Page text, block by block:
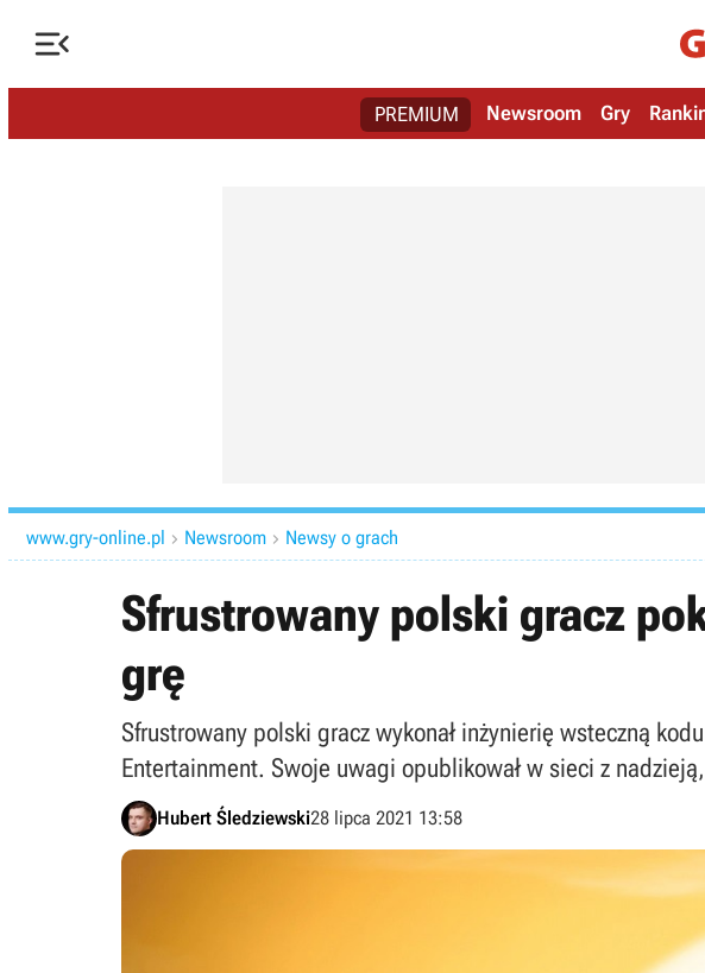

PREMIUM Newsroom Gry
www.gry-online.pl  Newsroom  Newsy o grach
Sfrustrowany polski gracz
grę
Sfrustrowany polski gracz wykonał inżynierię wsteczną
Entertainment. Swoje uwagi opublikował w sieci z
Hubert Śledziewski28 lipca 2021 13:58